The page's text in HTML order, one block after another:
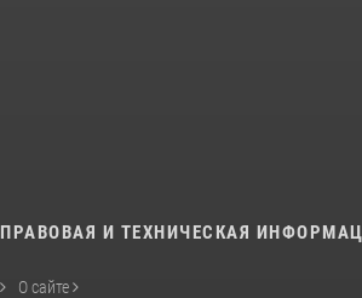
ПРАВОВАЯ И ТЕХНИЧЕСКАЯ
О сайте